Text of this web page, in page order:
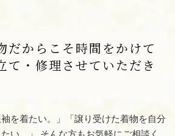
だからこそ時間をかけて
て・修理させていただき
袖を着たい。」「譲り受けた着物を自分
い。」 そんな方もお気軽にご相談く